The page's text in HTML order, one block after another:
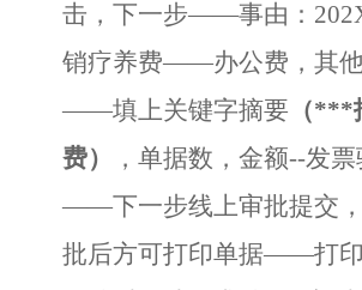
击，下一步——事由：202
销疗养费——办公费，其
——填上关键字摘要 （***
费）
，单据数，金额--发票
——下一步线上审批提交
批后方可打印单据——打